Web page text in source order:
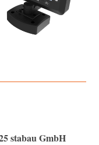
stabau GmbH